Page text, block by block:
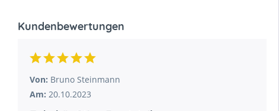
Kundenbewertungen
Von: Bruno Steinmann
Am: 20.10.2023